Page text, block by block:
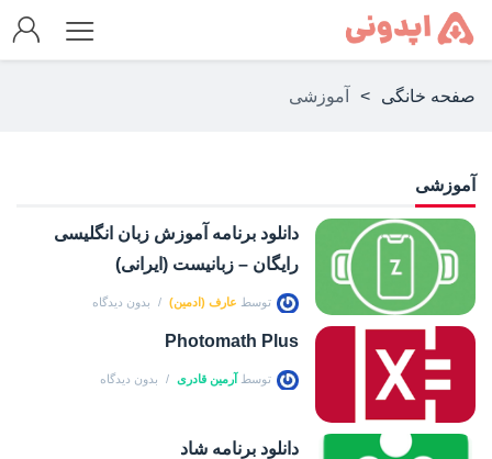
صفحه خانگی > آموزشی
آموزشی
دانلود برنامه آموزش زبان انگلیسی
رایگان – زبانیست (ایرانی)
توسط عارف (ادمین) بدون دیدگاه
Photomath Plus
توسط آرمین قادری بدون دیدگاه
دانلود برنامه شاد